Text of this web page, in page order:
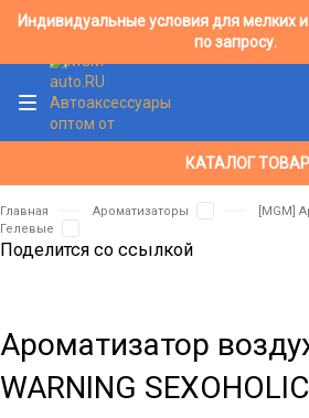
Индивидуальные условия для мелких
по запросу.
КАТАЛОГ
Главная Ароматизаторы
[MGM]
Гелевые
Поделится со ссылкой
Ароматизатор
WARNING SEXOHOLIC